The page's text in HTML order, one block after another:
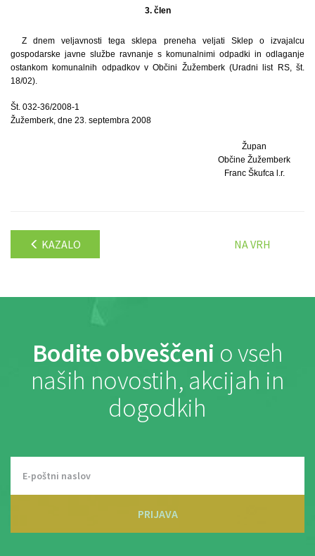
3. člen
Z dnem veljavnosti tega sklepa preneha veljati Sklep o izvajalcu
gospodarske javne službe ravnanje s komunalnimi odpadki in odlaganje
ostankom komunalnih odpadkov v Občini Žužemberk (Uradni list RS, št.
18/02).
Št. 032-36/2008-1
Žužemberk, dne 23. septembra 2008
Župan
Občine Žužemberk
Franc Škufca l.r.
KAZALO NA VRH
Bodite obveščeni o vseh
naših novostih, akcijah in
dogodkih
PRIJAVA